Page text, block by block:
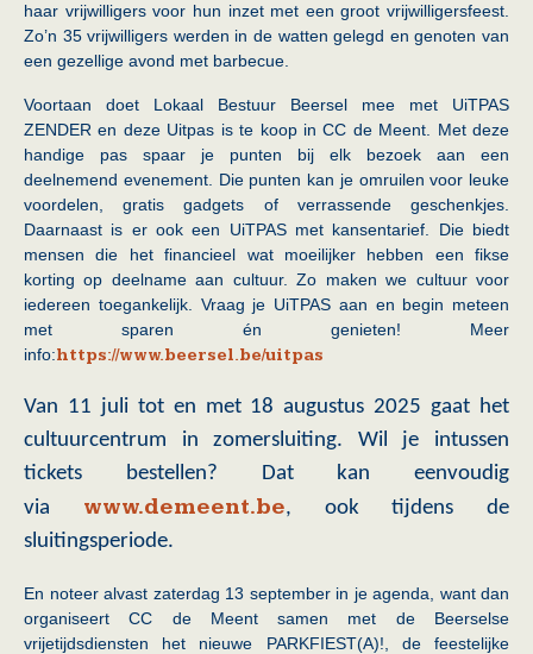
haar vrijwilligers voor hun inzet met een groot vrijwilligersfeest.
Zo’n 35 vrijwilligers werden in de watten gelegd en genoten van
een gezellige avond met barbecue.
Voortaan doet Lokaal Bestuur Beersel mee met UiTPAS
ZENDER en deze Uitpas is te koop in CC de Meent. Met deze
handige pas spaar je punten bij elk bezoek aan een
deelnemend evenement. Die punten kan je omruilen voor leuke
voordelen, gratis gadgets of verrassende geschenkjes.
Daarnaast is er ook een UiTPAS met kansentarief. Die biedt
mensen die het financieel wat moeilijker hebben een fikse
korting op deelname aan cultuur. Zo maken we cultuur voor
iedereen toegankelijk. Vraag je UiTPAS aan en begin meteen
met sparen én genieten! Meer
info:https://www.beersel.be/uitpas
Van 11 juli tot en met 18 augustus 2025 gaat het
cultuurcentrum in zomersluiting. Wil je intussen
tickets bestellen? Dat kan eenvoudig
via www.demeent.be, ook tijdens de
sluitingsperiode.
En noteer alvast zaterdag 13 september in je agenda, want dan
organiseert CC de Meent samen met de Beerselse
vrijetijdsdiensten het nieuwe PARKFIEST(A)!, de feestelijke